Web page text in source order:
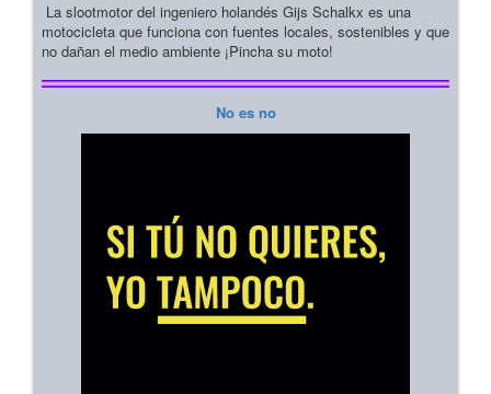
La slootmotor del ingeniero holandés Gijs Schalkx es una
motocicleta que funciona con fuentes locales, sostenibles y que
no dañan el medio ambiente ¡Pincha su moto!
No es no